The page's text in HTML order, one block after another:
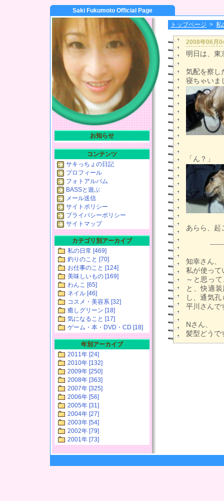
Saki Fukumoto Official Page
トップページ > 私
2008年06月
明日は、東
気配を察し
寝ちゃいま
「ん？」
あらら、起
知幸さん、
私が使って
～と思っ
と、快適
し、通気
平川さんで
Nさん、
髪型どうで
お知らせ
コンテンツ
サキっちょの日記
プロフィール
フォトアルバム
BASSと遊ぶ
メール送信
サイトポリシー
プライバシーポリシー
サイトマップ
カテゴリ別アーカイブ
私の日常 [469]
釣りのこと [70]
お仕事のこと [124]
美味しいもの [169]
わんこ [65]
ネイル [46]
コスメ・美容系 [32]
癒しグリーン [18]
気になること [17]
ゲーム・本・DVD・CD [18]
年別アーカイブ
2011年 [24]
2010年 [132]
2009年 [250]
2008年 [363]
2007年 [325]
2006年 [56]
2005年 [31]
2004年 [27]
2003年 [54]
2002年 [79]
2001年 [73]